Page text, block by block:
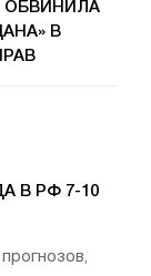
ОБВИНИЛА
В
В РФ 7-10